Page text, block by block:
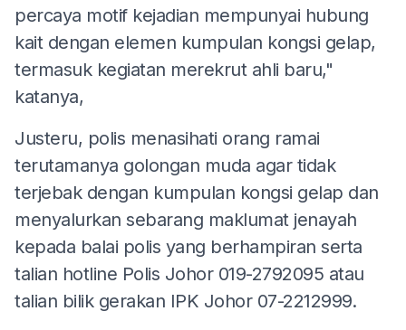
percaya motif kejadian mempunyai hubung
kait dengan elemen kumpulan kongsi gelap,
termasuk kegiatan merekrut ahli baru,"
katanya,
Justeru, polis menasihati orang ramai
terutamanya golongan muda agar tidak
terjebak dengan kumpulan kongsi gelap dan
menyalurkan sebarang maklumat jenayah
kepada balai polis yang berhampiran serta
talian hotline Polis Johor 019-2792095 atau
talian bilik gerakan IPK Johor 07-2212999.